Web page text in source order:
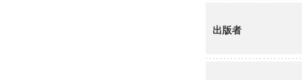
出版者